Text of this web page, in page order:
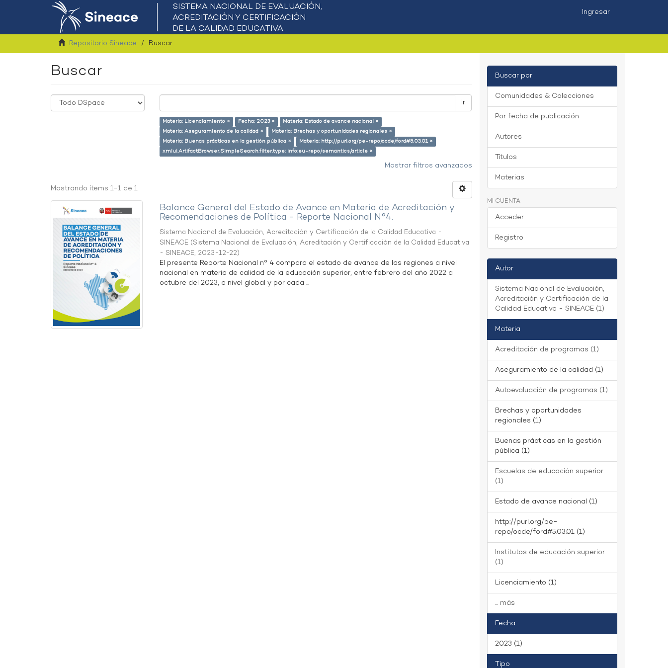
Ingresar
Repositorio Sineace Buscar
Buscar
Ir
Materia: Licenciamiento × Fecha: 2023 ×
Materia: Estado de avance nacional ×
Materia: Aseguramiento de la calidad ×
Materia: Brechas y oportunidades regionales ×
Materia: Buenas prácticas en la gestión pública ×
Materia: http://purl.org/pe-repo/ocde/ford#5.03.01 ×
xmlui.ArtifactBrowser.SimpleSearch.filter.type: info:eu-repo/semantics/article ×
Mostrar filtros avanzados
Mostrando ítems 1-1 de 1
Balance General del Estado de Avance en Materia de Acreditación y
Recomendaciones de Política - Reporte Nacional N°4.
Sistema Nacional de Evaluación, Acreditación y Certificación de la Calidad Educativa -
SINEACE (Sistema Nacional de Evaluación, Acreditación y Certificación de la Calidad Educativa
- SINEACE, 2023-12-22)
El presente Reporte Nacional n° 4 compara el estado de avance de las regiones a nivel
nacional en materia de calidad de la educación superior, entre febrero del año 2022 a
octubre del 2023, a nivel global y por cada ...
Buscar por
Comunidades & Colecciones
Por fecha de publicación
Autores
Títulos
Materias
MI CUENTA
Acceder
Registro
Autor
Sistema Nacional de Evaluación,
Acreditación y Certificación de la
Calidad Educativa - SINEACE (1)
Materia
Acreditación de programas (1)
Aseguramiento de la calidad (1)
Autoevaluación de programas (1)
Brechas y oportunidades
regionales (1)
Buenas prácticas en la gestión
pública (1)
Escuelas de educación superior
(1)
Estado de avance nacional (1)
http://purl.org/pe-
repo/ocde/ford#5.03.01 (1)
Institutos de educación superior
(1)
Licenciamiento (1)
... más
Fecha
2023 (1)
Tipo